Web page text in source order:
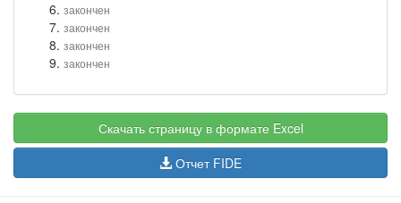
закончен
закончен
закончен
закончен
Скачать страницу в формате Excel
Отчет FIDE